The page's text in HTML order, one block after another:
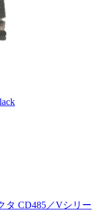
タ CD485／Vシリー